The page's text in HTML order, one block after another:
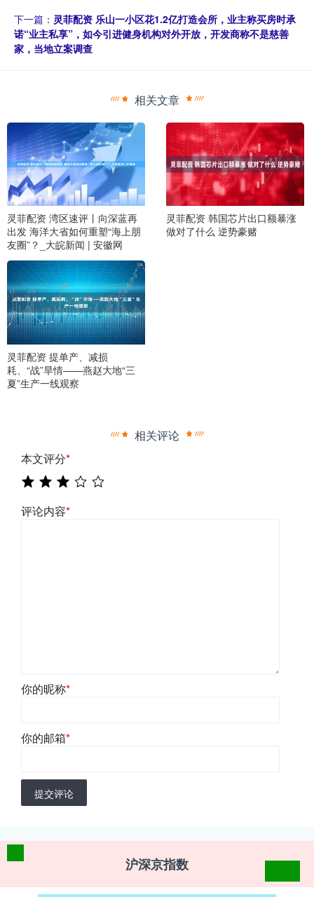
下一篇： 灵菲配资 乐山一小区花1.2亿打造会所，业主称买房时承
诺“业主私享”，如今引进健身机构对外开放，开发商称不是慈善
家，当地立案调查
相关文章
灵菲配资 湾区速评丨向深蓝再
出发 海洋大省如何重塑“海上朋
友圈”？_大皖新闻 | 安徽网
灵菲配资 韩国芯片出口额暴涨
做对了什么 逆势豪赌
灵菲配资 提单产、减损
耗、“战”旱情——燕赵大地“三
夏”生产一线观察
相关评论
本文评分*
评论内容*
你的昵称*
你的邮箱*
提交评论
沪深京指数